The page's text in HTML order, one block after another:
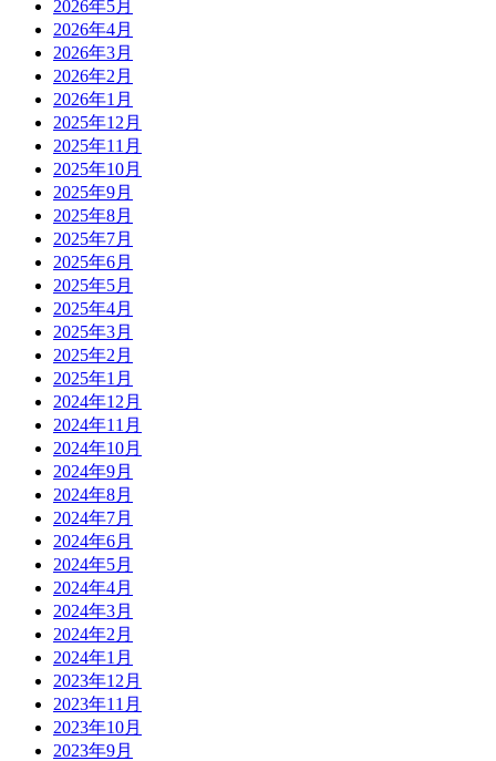
2026年5月
2026年4月
2026年3月
2026年2月
2026年1月
2025年12月
2025年11月
2025年10月
2025年9月
2025年8月
2025年7月
2025年6月
2025年5月
2025年4月
2025年3月
2025年2月
2025年1月
2024年12月
2024年11月
2024年10月
2024年9月
2024年8月
2024年7月
2024年6月
2024年5月
2024年4月
2024年3月
2024年2月
2024年1月
2023年12月
2023年11月
2023年10月
2023年9月